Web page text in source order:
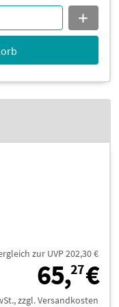
zur UVP 202,30 €
65,27€
zzgl. Versandkosten